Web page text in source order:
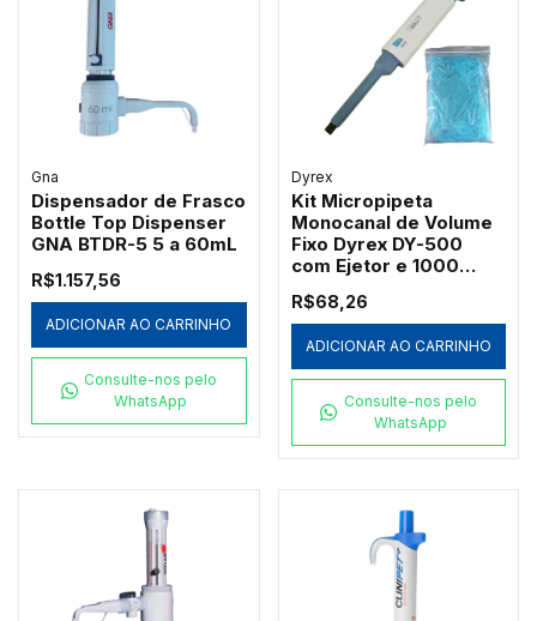
Gna
Dispensador de Frasco
Bottle Top Dispenser
GNA BTDR-5 5 a 60mL
R$1.157,56
ADICIONAR AO CARRINHO
Consulte-nos pelo
WhatsApp
Dyrex
Kit Micropipeta
Monocanal de Volume
Fixo Dyrex DY-500
com Ejetor e 1000
Redplast 500µL
R$68,26
ADICIONAR AO CARRINHO
Consulte-nos pelo
WhatsApp